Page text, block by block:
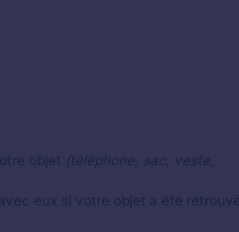
objet (téléphone, sac, veste,
eux si votre objet a été